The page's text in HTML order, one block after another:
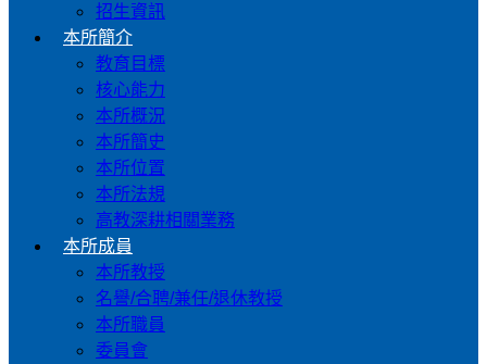
招生資訊
本所簡介
教育目標
核心能力
本所概況
本所簡史
本所位置
本所法規
高教深耕相關業務
本所成員
本所教授
名譽/合聘/兼任/退休教授
本所職員
委員會